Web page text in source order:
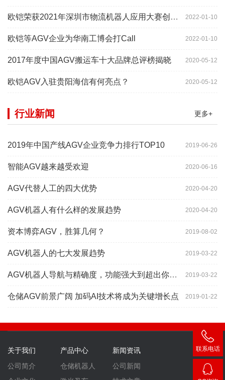
2022-01-10
欧铠荣获2021年深圳市物流机器人应用大赛创新项目奖
2022-01-10
欧铠等AGV企业为华南工博会打Call
2020-05-12
2017年度中国AGV搬运车十大品牌总评榜揭晓
2020-05-12
欧铠AGV入驻贵阳海信有何亮点？
更多+
行业新闻
2019-06-26
2019年中国产线AGV企业竞争力排行TOP10
2020-06-16
智能AGV越来越受欢迎
2020-04-20
AGV代替人工的四大优势
2020-04-20
AGV机器人有什么样的发展趋势
2019-08-02
资本博弈AGV，胜算几何？
2019-03-22
AGV机器人的七大发展趋势
2019-03-22
AGV机器人导航与精确度，功能强大到超出你想象
2019-01-22
仓储AGV前景广阔 加码AI技术将成为关键增长点
关于我们
公司简介
产品中心
仓储机器人
新闻资讯
公司新闻
联系电话
400-
007-